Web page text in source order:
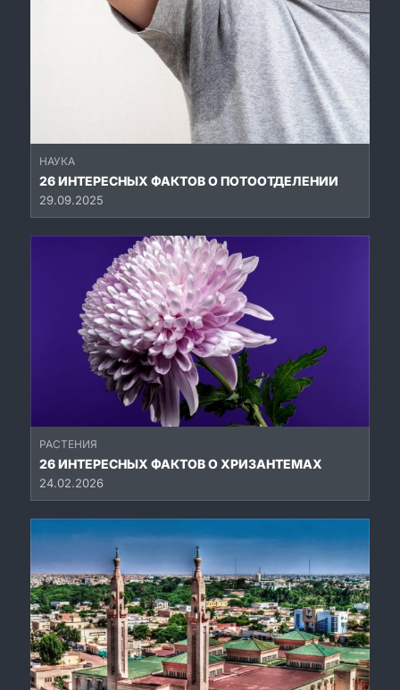
НАУКА
26 ИНТЕРЕСНЫХ ФАКТОВ О ПОТООТДЕЛЕНИИ
29.09.2025
РАСТЕНИЯ
26 ИНТЕРЕСНЫХ ФАКТОВ О ХРИЗАНТЕМАХ
24.02.2026